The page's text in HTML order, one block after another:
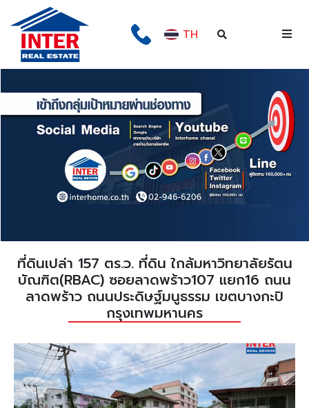
TH
ที่ดินเปล่า 157 ตร.ว. ที่ดิน ใกล้มหาวิทยาลัยรัตน
บัณฑิต(RBAC) ซอยลาดพร้าว107 แยก16 ถนน
ลาดพร้าว ถนนประดิษฐ์มนูธรรม เขตบางกะปิ
กรุงเทพมหานคร